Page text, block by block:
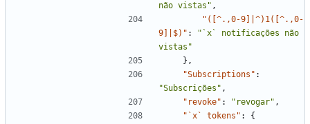
não vistas" ,
"([^.,0-9]|^)1([^.,0-
9]|$)" :
"`x` notificações não
vistas"
} ,
"Subscriptions" :
"Subscrições" ,
"revoke" : "revogar" ,
"`x` tokens" :
{